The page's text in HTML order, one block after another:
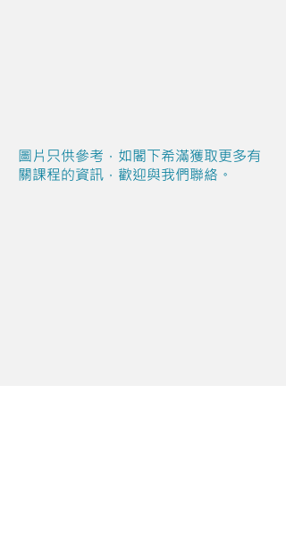
圖片只供參考，如閣下希滿獲取更多有
關課程的資訊，歡迎與我們聯絡。